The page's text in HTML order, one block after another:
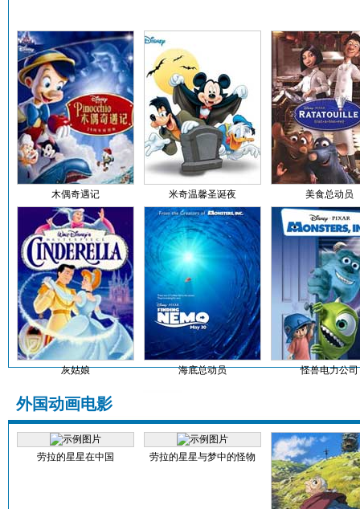
木偶奇遇记 米奇温馨圣诞夜 美食总动员
灰姑娘 海底总动员 怪兽电力公司
外国动画电影
劳拉的星星在中国 劳拉的星星与梦中的怪物